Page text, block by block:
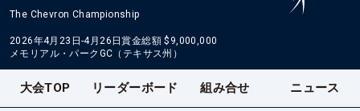
The Chevron Championship
2026年4月23日-4月26日賞金総額 $9,000,000
メモリアル・パークGC（テキサス州）
大会TOP リーダーボード 組み合せ ニュース